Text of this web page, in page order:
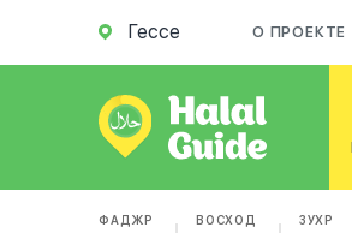
Гессе О ПРОЕКТЕ
ФАДЖР ВОСХОД ЗУХР